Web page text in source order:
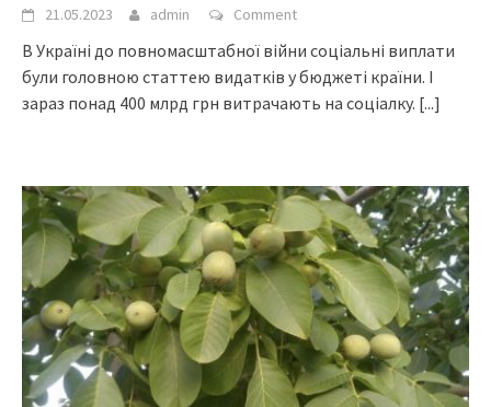
21.05.2023 admin Comment
В Україні до повномасштабної війни соціальні виплати
були головною статтею видатків у бюджеті країни. І
зараз понад 400 млрд грн витрачають на соціалку. [...]